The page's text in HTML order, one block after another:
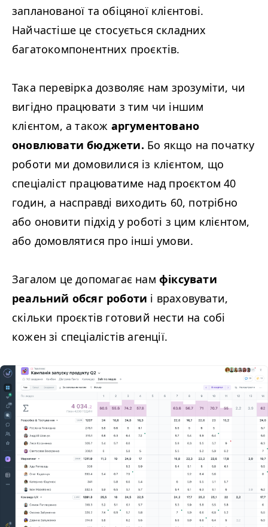
запланованої та обіцяної клієнтові.
Найчастіше це стосується складних
багатокомпонентних проєктів.
Така перевірка дозволяє нам зрозуміти, чи
вигідно працювати з тим чи іншим
клієнтом, а також аргументовано
оновлювати бюджети. Бо якщо на початку
роботи ми домовилися із клієнтом, що
спеціаліст працюватиме над проєктом 40
годин, а насправді виходить 60, потрібно
або оновити підхід у роботі з цим клієнтом,
або домовлятися про інші умови.
Загалом це допомагає нам фіксувати
реальний обсяг роботи і враховувати,
скільки проєктів готовий нести на собі
кожен зі спеціалістів агенції.